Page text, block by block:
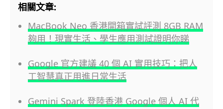
相關文章:
MacBook Neo 香港開箱實試評測 8GB RAM
夠用！現實生活、學生應用測試證明你睇
Google 官方建議 40 個 AI 實用技巧：把人
工智慧真正用進日常生活
Gemini Spark 登陸香港 Google 個人 AI 代